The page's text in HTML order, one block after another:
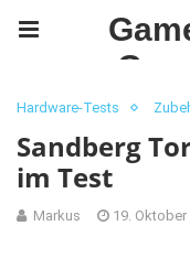
Hardware-Tests
Sandberg
im Test
Markus 19. Oktober